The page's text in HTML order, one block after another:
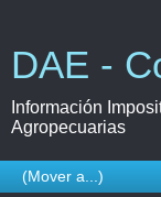
DAE -
Información
Agropecuarias